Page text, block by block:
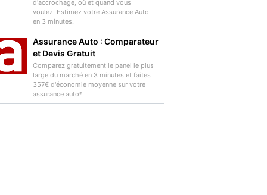
d'accrochage, où et quand vous
voulez. Estimez votre Assurance Auto
en 3 minutes.
Assurance Auto : Comparateur
et Devis Gratuit
Comparez gratuitement le panel le plus
large du marché en 3 minutes et faites
357€ d'économie moyenne sur votre
assurance auto*